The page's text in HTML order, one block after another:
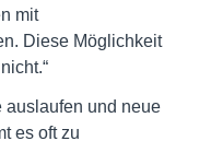
mit
Diese Möglichkeit
auslaufen und neue
es oft zu